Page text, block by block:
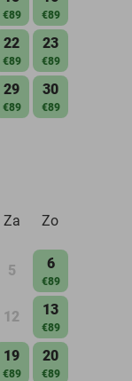
€89 €89
22
€89
23
€89
29
€89
30
€89
Za Zo
5 6
€89
12 13
€89
19
€89
20
€89